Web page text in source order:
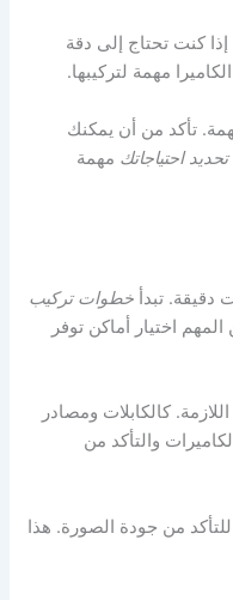
كنت تحتاج إلى دقة
مهمة لتركيبها.
تأكد من أن يمكنك
تحديد احتياجاتك مهمة
دقيقة. تبدأخطوات تركيب
اختيار أماكن توفر
كالكابلات ومصادر
والتأكد من
للتأكد من جودة الصورة. هذا